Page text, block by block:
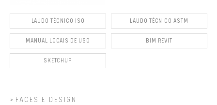
LAUDO TÉCNICO ISO LAUDO TÉCNICO ASTM
MANUAL LOCAIS DE USO BIM REVIT
SKETCHUP
FACES E DESIGN